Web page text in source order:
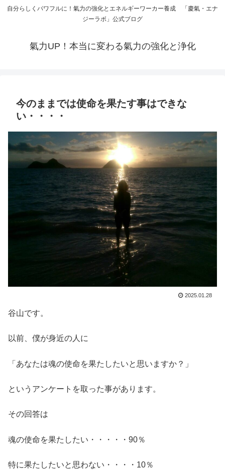
自分らしくパワフルに！氣力の強化とエネルギーワーカー養成 「慶氣・エナ
ジーラボ」公式ブログ
氣力UP！本当に変わる氣力の強化と浄化
今のままでは使命を果たす事はできな
い・・・・
2025.01.28
谷山です。
以前、僕が身近の人に
「あなたは魂の使命を果たしたいと思いますか？」
というアンケートを取った事があります。
その回答は
魂の使命を果たしたい・・・・・90％
特に果たしたいと思わない・・・・10％